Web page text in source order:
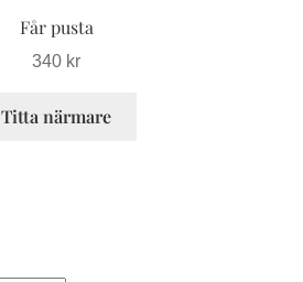
Får pusta
340 kr
Titta närmare